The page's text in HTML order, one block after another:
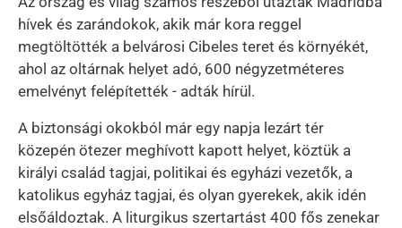
hívek és zarándokok, akik már kora reggel
megtöltötték a belvárosi Cibeles teret és környékét,
ahol az oltárnak helyet adó, 600 négyzetméteres
emelvényt felépítették - adták hírül.
A biztonsági okokból már egy napja lezárt tér
közepén ötezer meghívott kapott helyet, köztük a
királyi család tagjai, politikai és egyházi vezetők, a
katolikus egyház tagjai, és olyan gyerekek, akik idén
elsőáldoztak. A liturgikus szertartást 400 fős zenekar